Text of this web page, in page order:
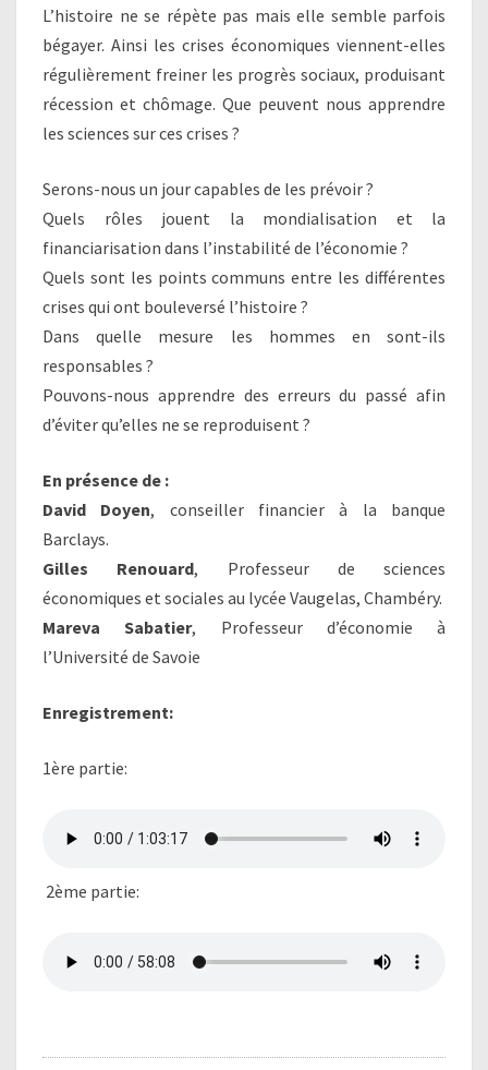
L’histoire ne se répète pas mais elle semble parfois
bégayer. Ainsi les crises économiques viennent-elles
régulièrement freiner les progrès sociaux, produisant
récession et chômage. Que peuvent nous apprendre
les sciences sur ces crises ?
Serons-nous un jour capables de les prévoir ?
Quels rôles jouent la mondialisation et la
financiarisation dans l’instabilité de l’économie ?
Quels sont les points communs entre les différentes
crises qui ont bouleversé l’histoire ?
Dans quelle mesure les hommes en sont-ils
responsables ?
Pouvons-nous apprendre des erreurs du passé afin
d’éviter qu’elles ne se reproduisent ?
En présence de :
David Doyen, conseiller financier à la banque
Barclays.
Gilles Renouard, Professeur de sciences
économiques et sociales au lycée Vaugelas, Chambéry.
Mareva Sabatier, Professeur d’économie à
l’Université de Savoie
Enregistrement:
1ère partie:
2ème partie: